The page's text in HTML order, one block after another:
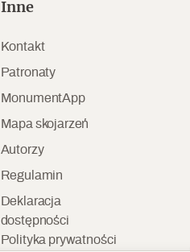
Inne
Kontakt
Patronaty
MonumentApp
Mapa skojarzeń
Autorzy
Regulamin
Deklaracja
dostępności
Polityka prywatności